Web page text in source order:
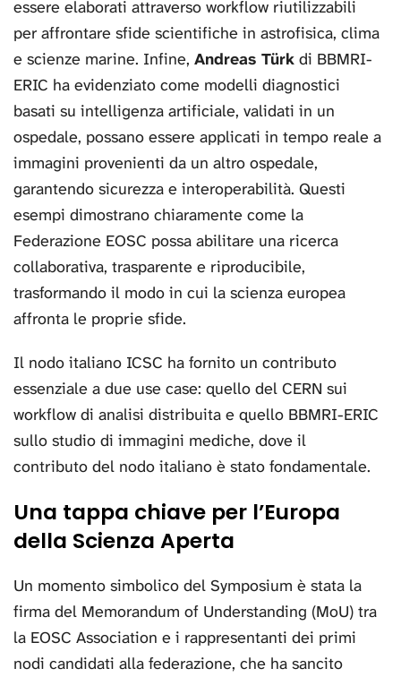
essere elaborati attraverso workflow riutilizzabili
per affrontare sfide scientifiche in astrofisica, clima
e scienze marine. Infine, Andreas Türk di BBMRI-
ERIC ha evidenziato come modelli diagnostici
basati su intelligenza artificiale, validati in un
ospedale, possano essere applicati in tempo reale a
immagini provenienti da un altro ospedale,
garantendo sicurezza e interoperabilità. Questi
esempi dimostrano chiaramente come la
Federazione EOSC possa abilitare una ricerca
collaborativa, trasparente e riproducibile,
trasformando il modo in cui la scienza europea
affronta le proprie sfide.
Il nodo italiano ICSC ha fornito un contributo
essenziale a due use case: quello del CERN sui
workflow di analisi distribuita e quello BBMRI-ERIC
sullo studio di immagini mediche, dove il
contributo del nodo italiano è stato fondamentale.
Una tappa chiave per l’Europa
della Scienza Aperta
Un momento simbolico del Symposium è stata la
firma del Memorandum of Understanding (MoU) tra
la EOSC Association e i rappresentanti dei primi
nodi candidati alla federazione, che ha sancito